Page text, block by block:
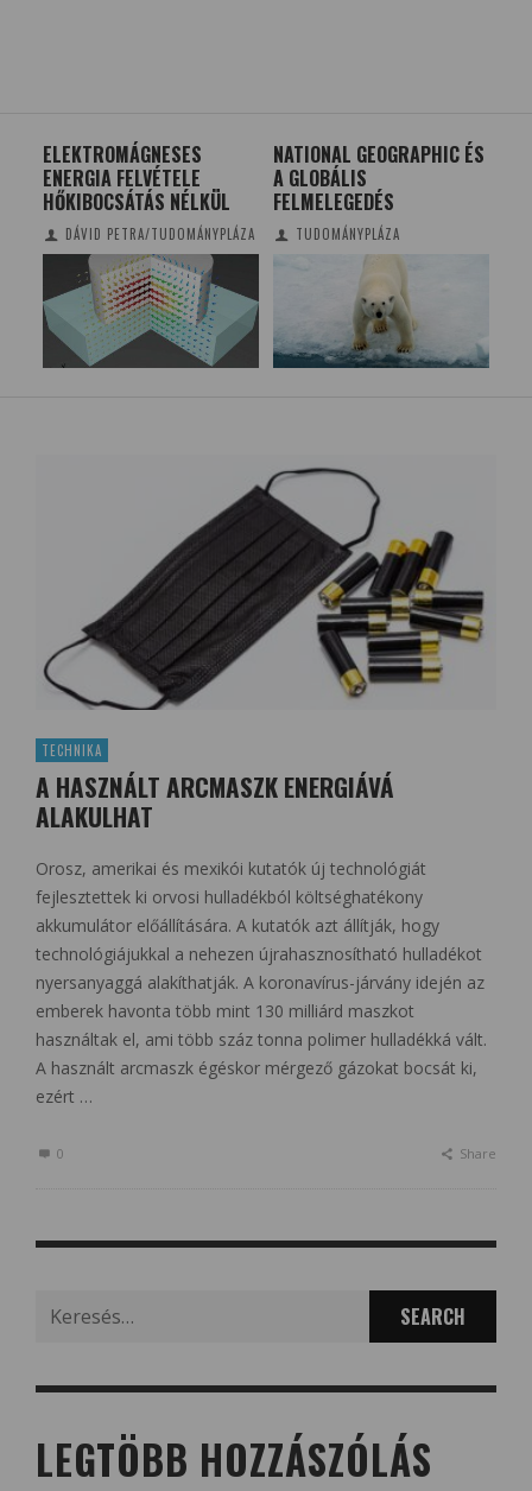
ELEKTROMÁGNESES
ENERGIA FELVÉTELE
HŐKIBOCSÁTÁS NÉLKÜL
DÁVID PETRA/TUDOMÁNYPLÁZA
NATIONAL GEOGRAPHIC ÉS
A GLOBÁLIS
FELMELEGEDÉS
TUDOMÁNYPLÁZA
TECHNIKA
A HASZNÁLT ARCMASZK ENERGIÁVÁ
ALAKULHAT
Orosz, amerikai és mexikói kutatók új technológiát
fejlesztettek ki orvosi hulladékból költséghatékony
akkumulátor előállítására. A kutatók azt állítják, hogy
technológiájukkal a nehezen újrahasznosítható hulladékot
nyersanyaggá alakíthatják. A koronavírus-járvány idején az
emberek havonta több mint 130 milliárd maszkot
használtak el, ami több száz tonna polimer hulladékká vált.
A használt arcmaszk égéskor mérgező gázokat bocsát ki,
ezért …
0 Share
LEGTÖBB HOZZÁSZÓLÁS